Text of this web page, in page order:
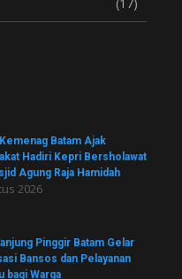
Batam Ajak
Hadiri Kepri Bersholawat
Agung Raja Hamidah
2026
Pinggir Batam Gelar
Bansos dan Pelayanan
bagi Warga